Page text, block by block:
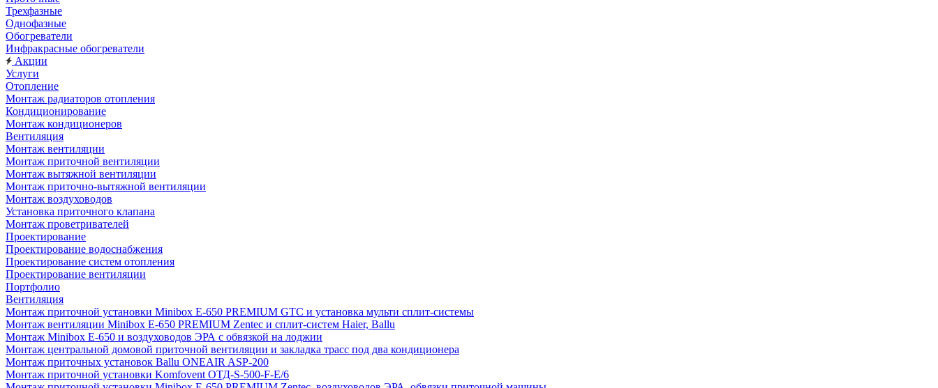
Трехфазные
Однофазные
Обогреватели
Инфракрасные обогреватели
Акции
Услуги
Отопление
Монтаж радиаторов отопления
Кондиционирование
Монтаж кондиционеров
Вентиляция
Монтаж вентиляции
Монтаж приточной вентиляции
Монтаж вытяжной вентиляции
Монтаж приточно-вытяжной вентиляции
Монтаж воздуховодов
Установка приточного клапана
Монтаж проветривателей
Проектирование
Проектирование водоснабжения
Проектирование систем отопления
Проектирование вентиляции
Портфолио
Вентиляция
Монтаж приточной установки Minibox E-650 PREMIUM GTC и установка мульти сплит-системы
Монтаж вентиляции Minibox E-650 PREMIUM Zentec и сплит-систем Haier, Ballu
Монтаж Minibox E-650 и воздуховодов ЭРА с обвязкой на лоджии
Монтаж центральной домовой приточной вентиляции и закладка трасс под два кондиционера
Монтаж приточных установок Ballu ONEAIR ASP-200
Монтаж приточной установки Komfovent ОТД-S-500-F-E/6